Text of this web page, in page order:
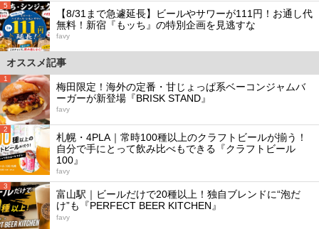
5
【8/31まで急遽延長】ビールやサワーが111円！お通し代
無料！新宿『もッち』の特別企画を見逃すな
favy
オススメ記事
1
梅田限定！海外の定番・甘じょっぱ系ベーコンジャムバ
ーガーが新登場『BRISK STAND』
favy
2
札幌・4PLA｜常時100種以上のクラフトビールが揃う！
自分で手にとって飲み比べもできる『クラフトビール
100』
favy
3
富山駅｜ビールだけで20種以上！独自ブレンドに“泡だ
け”も『PERFECT BEER KITCHEN』
favy